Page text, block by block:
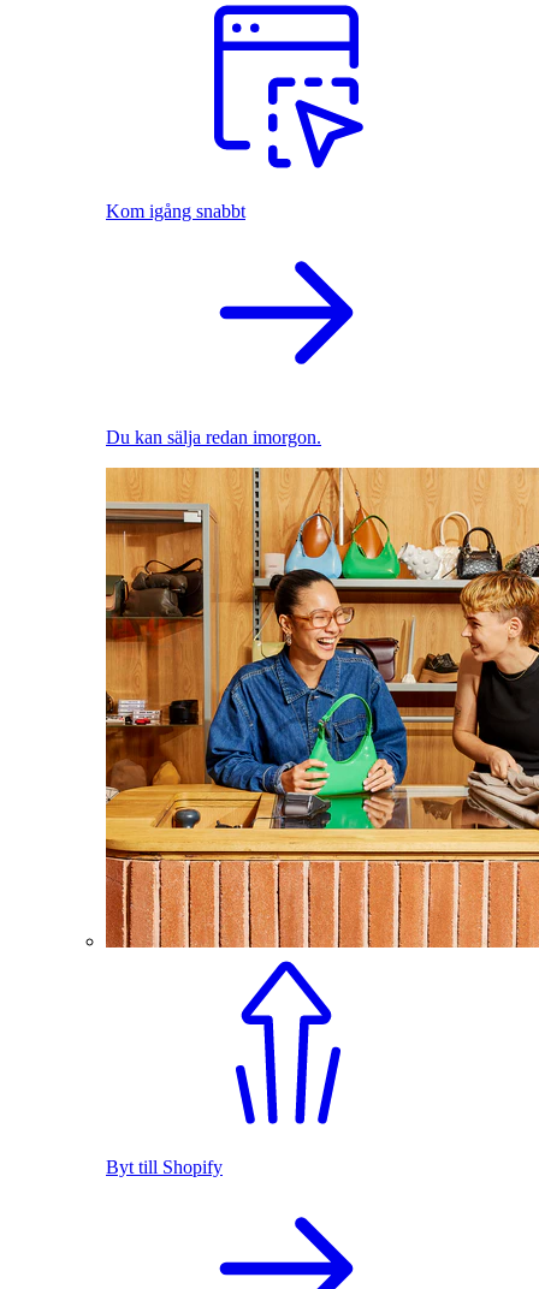
Kom igång snabbt
Du kan sälja redan imorgon.
Byt till Shopify